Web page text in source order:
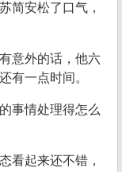
简安松了口气，
意外的话，他六
有一点时间。
事情处理得怎么
看起来还不错，